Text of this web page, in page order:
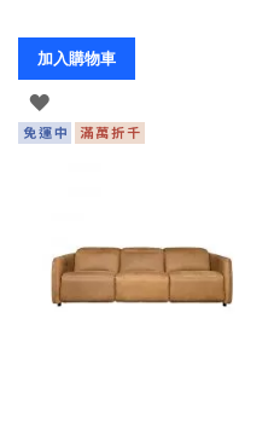
加入購物車
登
入